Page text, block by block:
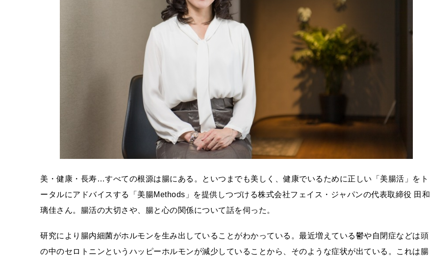
美・健康・長寿…すべての根源は腸にある。といつまでも美しく、健康でいるために正しい「美腸活」をト
ータルにアドバイスする「美腸Methods」を提供しつづける株式会社フェイス・ジャパンの代表取締役 田和
璃佳さん。腸活の大切さや、腸と心の関係について話を伺った。
研究により腸内細菌がホルモンを生み出していることがわかっている。最近増えている鬱や自閉症などは頭
の中のセロトニンというハッピーホルモンが減少していることから、そのような症状が出ている。これは腸